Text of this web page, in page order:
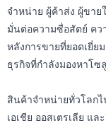
จำหน่าย ผู้ค้าส่ง ผู้ขาย
มั่นต่อความซื่อสัตย์ คว
หลังการขายที่ยอดเยี่ย
ธุรกิจที่กำลังมองหาโ
สินค้าจำหน่ายทั่วโลกไ
เอเชีย ออสเตรเลีย แล